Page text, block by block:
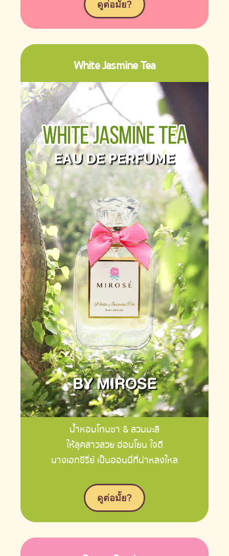
ดูต่อมั้ย?
White Jasmine Tea
น้ำหอมโทนชา & สวนมะลิ
ให้ลุคสาวสวย อ่อนโยน ใจดี
นางเอกซีรี่ย์ เป็นออนนี่ที่น่าหลงใหล
ดูต่อมั้ย?